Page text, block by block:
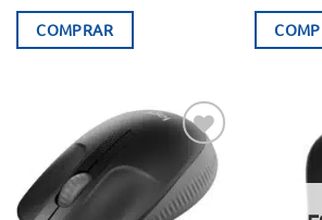
COMPRAR
Adicionar
aos meus
desejos